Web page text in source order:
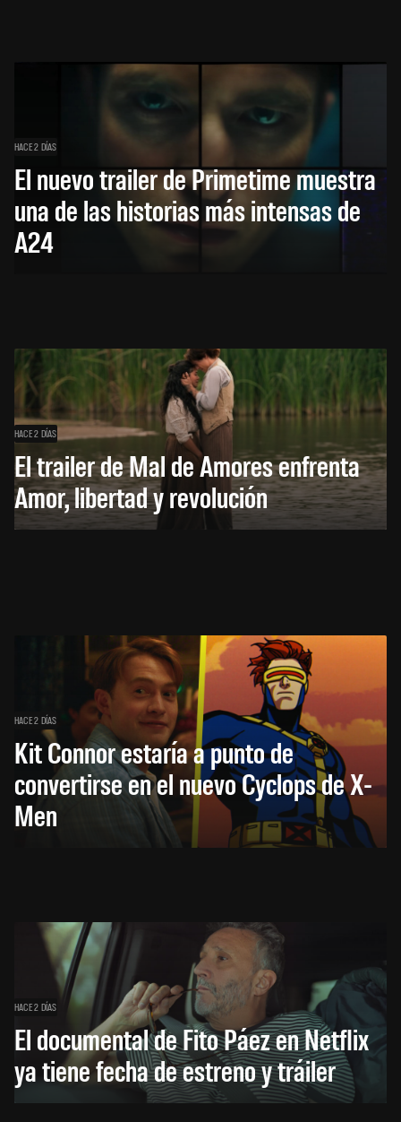
HACE 2 DÍAS
El nuevo trailer de Primetime muestra
una de las historias más intensas de
A24
HACE 2 DÍAS
El trailer de Mal de Amores enfrenta
Amor, libertad y revolución
HACE 2 DÍAS
Kit Connor estaría a punto de
convertirse en el nuevo Cyclops de X-
Men
HACE 2 DÍAS
El documental de Fito Páez en Netflix
ya tiene fecha de estreno y tráiler